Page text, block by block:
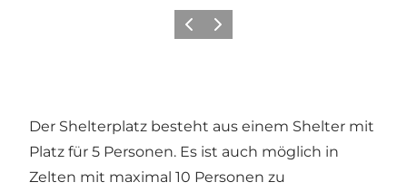
ZurückWeiter
Der Shelterplatz besteht aus einem Shelter mit
Platz für 5 Personen. Es ist auch möglich in
Zelten mit maximal 10 Personen zu